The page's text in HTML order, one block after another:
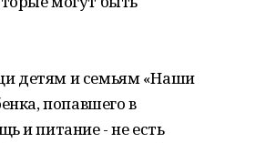
детям и семьям «Наши
попавшего в
и питание - не есть